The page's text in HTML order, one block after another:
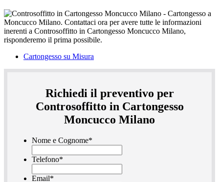
Cartongesso su Misura
Richiedi il preventivo per
Controsoffitto in Cartongesso
Moncucco Milano
Nome e Cognome*
Telefono*
Email*